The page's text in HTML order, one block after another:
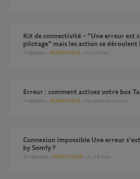
Kit de connectivité - "Une erreur est survenue lors du
pilotage" mais les action se déroulent
5 réponses DOMOTIQUE il y a 2 mois
Erreur : comment activez votre box
2 réponses DOMOTIQUE il y a environ un mois
Connexion impossible Une erreur s'est produite Tahoma
by Somfy ?
22 réponses DOMOTIQUE il y a 6 mois